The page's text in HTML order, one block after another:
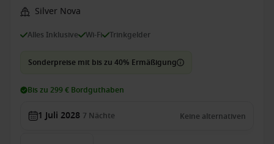
Silver Nova
Alles Inklusive Wi-Fi Trinkgelder
Sonderpreise mit bis zu 40% Ermäßigung
Bis zu 299 € Bordguthaben
1 Juli 2028 7 Nächte Keine alternativen